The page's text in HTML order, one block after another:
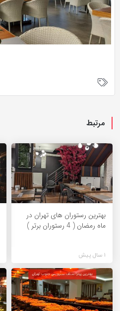
مرتبط
بهترین رستوران های تهران در
ماه رمضان ( 4 رستوران برتر )
1 سال پیش